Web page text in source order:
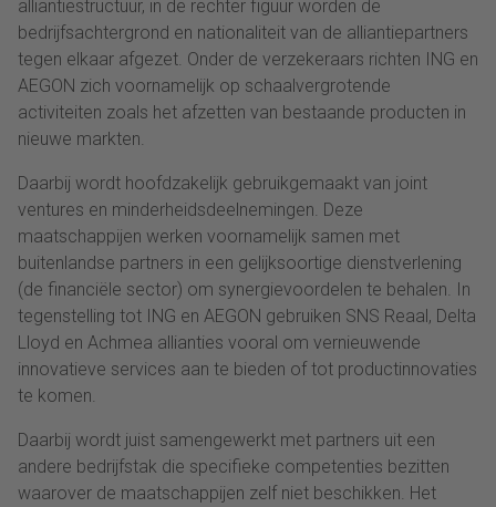
alliantiestructuur, in de rechter figuur worden de
bedrijfsachtergrond en nationaliteit van de alliantiepartners
tegen elkaar afgezet. Onder de verzekeraars richten ING en
AEGON zich voornamelijk op schaalvergrotende
activiteiten zoals het afzetten van bestaande producten in
nieuwe markten.
Daarbij wordt hoofdzakelijk gebruikgemaakt van joint
ventures en minderheidsdeelnemingen. Deze
maatschappijen werken voornamelijk samen met
buitenlandse partners in een gelijksoortige dienstverlening
(de financiële sector) om synergievoordelen te behalen. In
tegenstelling tot ING en AEGON gebruiken SNS Reaal, Delta
Lloyd en Achmea allianties vooral om vernieuwende
innovatieve services aan te bieden of tot productinnovaties
te komen.
Daarbij wordt juist samengewerkt met partners uit een
andere bedrijfstak die specifieke competenties bezitten
waarover de maatschappijen zelf niet beschikken. Het